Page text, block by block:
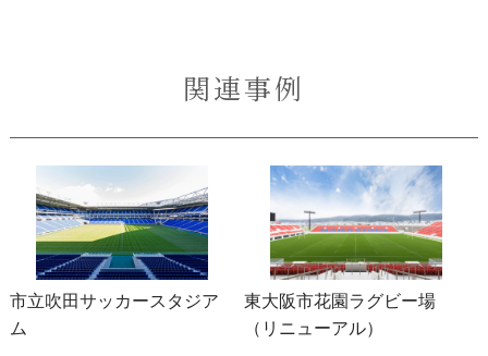
関連事例
市立吹田サッカースタジア
ム
東大阪市花園ラグビー場
（リニューアル）